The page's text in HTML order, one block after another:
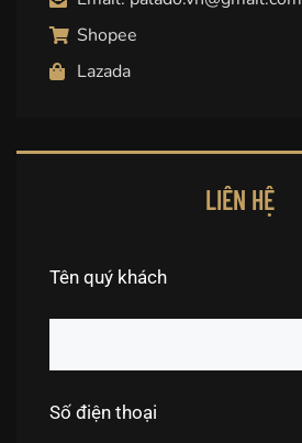
Shopee
Lazada
LIÊN HỆ
Tên quý khách
Số điện thoại